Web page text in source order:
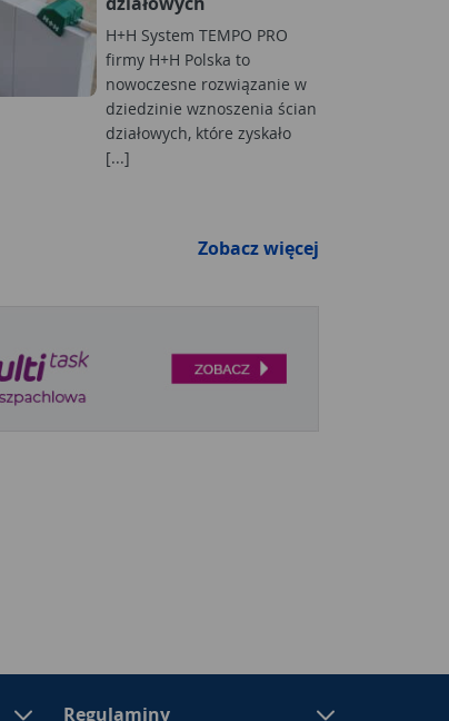
H+H System TEMPO PRO
firmy H+H Polska to
nowoczesne rozwiązanie w
dziedzinie wznoszenia ścian
działowych, które zyskało
[...]
Zobacz więcej
Regulaminy